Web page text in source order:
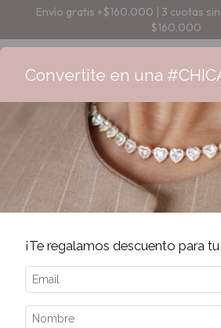
Envío gratis +$160.000 | 3 cuotas
$160.000
Convertite en una
¡Te regalamos descuento para